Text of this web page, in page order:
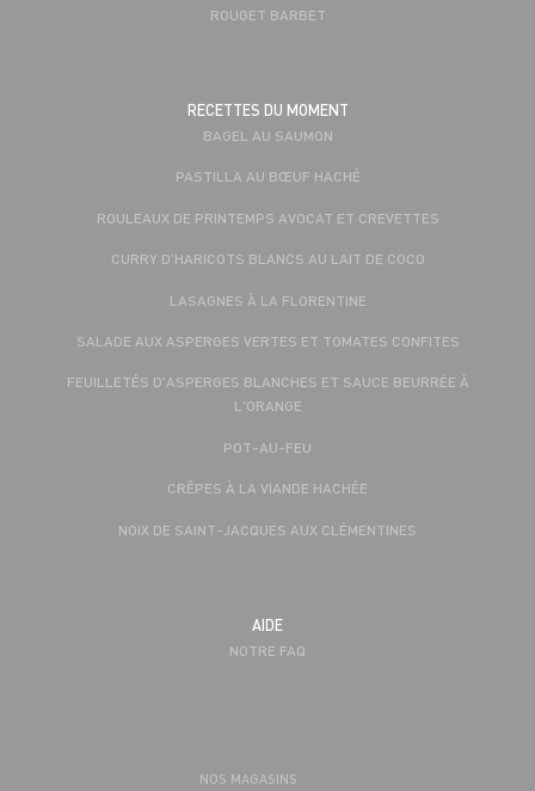
ROUGET BARBET
RECETTES DU MOMENT
BAGEL AU SAUMON
PASTILLA AU BŒUF HACHÉ
ROULEAUX DE PRINTEMPS AVOCAT ET CREVETTES
CURRY D'HARICOTS BLANCS AU LAIT DE COCO
LASAGNES À LA FLORENTINE
SALADE AUX ASPERGES VERTES ET TOMATES CONFITES
FEUILLETÉS D'ASPERGES BLANCHES ET SAUCE BEURRÉE À
L'ORANGE
POT-AU-FEU
CRÊPES À LA VIANDE HACHÉE
NOIX DE SAINT-JACQUES AUX CLÉMENTINES
AIDE
NOTRE FAQ
NOS MAGASINS